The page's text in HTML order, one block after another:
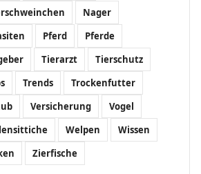
Nager
Pferd
Pferde
Tierarzt
Tierschutz
Trends
Trockenfutter
Versicherung
Vogel
Welpen
Wissen
Zierfische